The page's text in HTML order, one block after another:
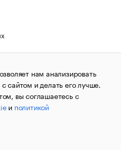
авторских прав
1995–2026.Сообщения
агентства «РБК»
службой по надзору в сфере
и массовых
09.12.2015 за номером ИА
пометкой «РБК». Отдельные
нам анализировать
сайтом и делать его лучше.
вы соглашаетесь с
и политикой